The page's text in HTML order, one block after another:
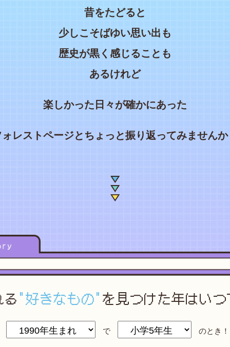
昔をたどると
少しこそばゆい思い出も
歴史が黒く感じることも
あるけれど
楽しかった日々が確かにあった
レストページとちょっと振り返ってみません
"好きなもの"を見つけた年はい
で のとき！